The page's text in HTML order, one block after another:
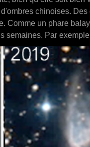
chinoises.
Comme un phare
semaines. Par